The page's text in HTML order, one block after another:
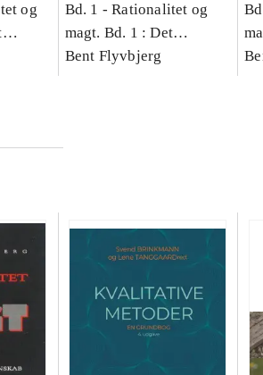
og
Bd. 1 -Rationalitet og
magt. Bd. 1 : Det
konkretes videnskab
Bent Flyvbjerg